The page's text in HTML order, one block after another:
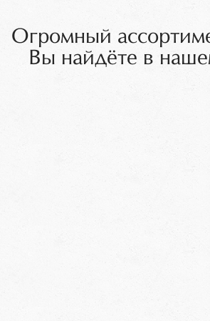
Огромный
Вы найдёте в